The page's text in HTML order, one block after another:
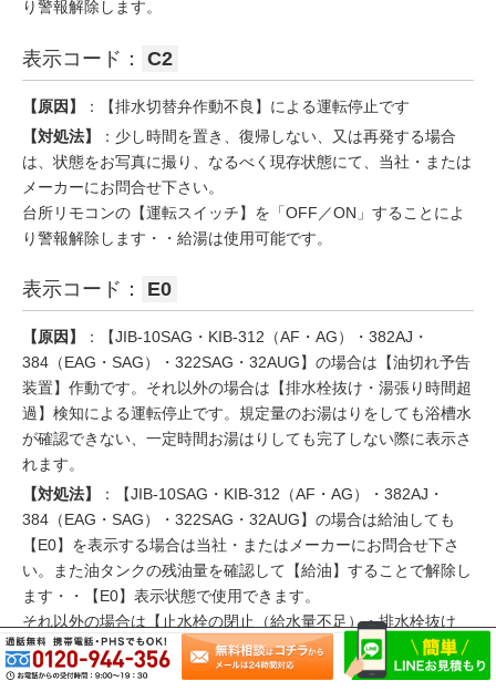
り警報解除します。
表示コード： C2
【原因】
：【排水切替弁作動不良】による運転停止です
【対処法】
：少し時間を置き、復帰しない、又は再発する場合
は、状態をお写真に撮り、なるべく現存状態にて、当社・または
メーカーにお問合せ下さい。
台所リモコンの【運転スイッチ】を「OFF／ON」することによ
り警報解除します・・給湯は使用可能です。
表示コード： E0
【原因】
：【JIB-10SAG・KIB-312（AF・AG）・382AJ・
384（EAG・SAG）・322SAG・32AUG】の場合は【油切れ予告
装置】作動です。それ以外の場合は【排水栓抜け・湯張り時間超
過】検知による運転停止です。規定量のお湯はりをしても浴槽水
が確認できない、一定時間お湯はりしても完了しない際に表示さ
れます。
【対処法】
：【JIB-10SAG・KIB-312（AF・AG）・382AJ・
384（EAG・SAG）・322SAG・32AUG】の場合は給油しても
【E0】を表示する場合は当社・またはメーカーにお問合せ下さ
い。また油タンクの残油量を確認して【給油】することで解除し
ます・・【E0】表示状態で使用できます。
それ以外の場合は【止水栓の閉止（給水量不足）・排水栓抜け
(閉め忘れ・漏れ)
浴槽選定ミス(容量過多400L以上不可)・循環口取付位置不良】を